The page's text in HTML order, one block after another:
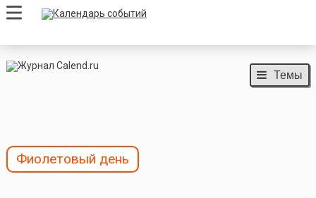
Темы
Фиолетовый день